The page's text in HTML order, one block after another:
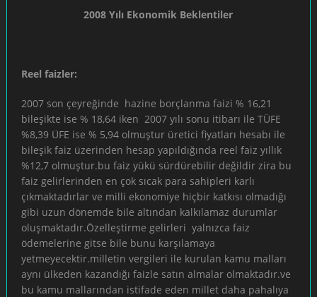
2008 Yılı Ekonomik Beklentiler
Reel faizler:
2007 son çeyreğinde hazine borçlanma faizi % 16,21
bileşikte ise % 18,64 iken 2007 yılı sonu itibarı ile TÜFE
%8,39 ÜFE ise % 5,94 olmuştur üretici fiyatları hesabı ile
bileşik faiz üzerinden hesap yapıldığında reel faiz yıllık
%12,7 olmuştur.bu faiz yükü sürdürebilir değildir zira bu
faiz gelirlerinden en çok sıcak para sahipleri karlı
çıkmaktadırlar ve milli ekonomiye hiçbir katkısı olmadığı
gibi uzun dönemde bile altından kalkılamaz durumlar
oluşmaktadır.Özelleştirme gelirleri yalnızca faiz
ödemelerine gitse bile bunu karşılamaya
yetmeyecektir.milletin vergileri ile kurulan kamu malları
aynı ülkeden kazandığı faizle satın almalar olmaktadır.ve
bu kamu mallarından istifade eden millet daha pahalıya